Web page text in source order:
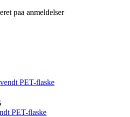
paa anmeldelser
PET-flaske